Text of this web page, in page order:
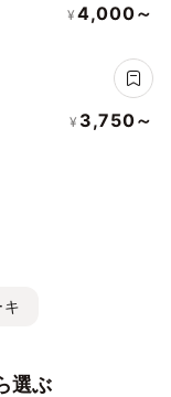
¥ 4,000～
¥ 3,750～
選ぶ